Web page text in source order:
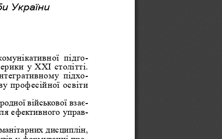
України
підго
-
у XXI столітті.
підхо-
професійної освіти
військової взає-
ефективного управ-
дисциплін,